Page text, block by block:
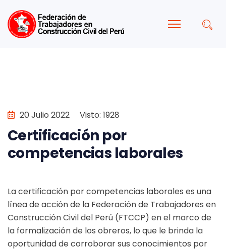
20 Julio 2022 Visto: 1928
Certificación por
competencias laborales
La certificación por competencias laborales es una
línea de acción de la Federación de Trabajadores en
Construcción Civil del Perú (FTCCP) en el marco de
la formalización de los obreros, lo que le brinda la
oportunidad de corroborar sus conocimientos por